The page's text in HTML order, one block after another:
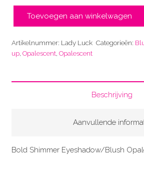
aantal
Toevoegen aan winkelwagen
Artikelnummer: Lady Luck Categorieën:
up, Opalescent, Opalescent
Beschrijving
Aanvullende
Bold Shimmer Eyeshadow/Blush